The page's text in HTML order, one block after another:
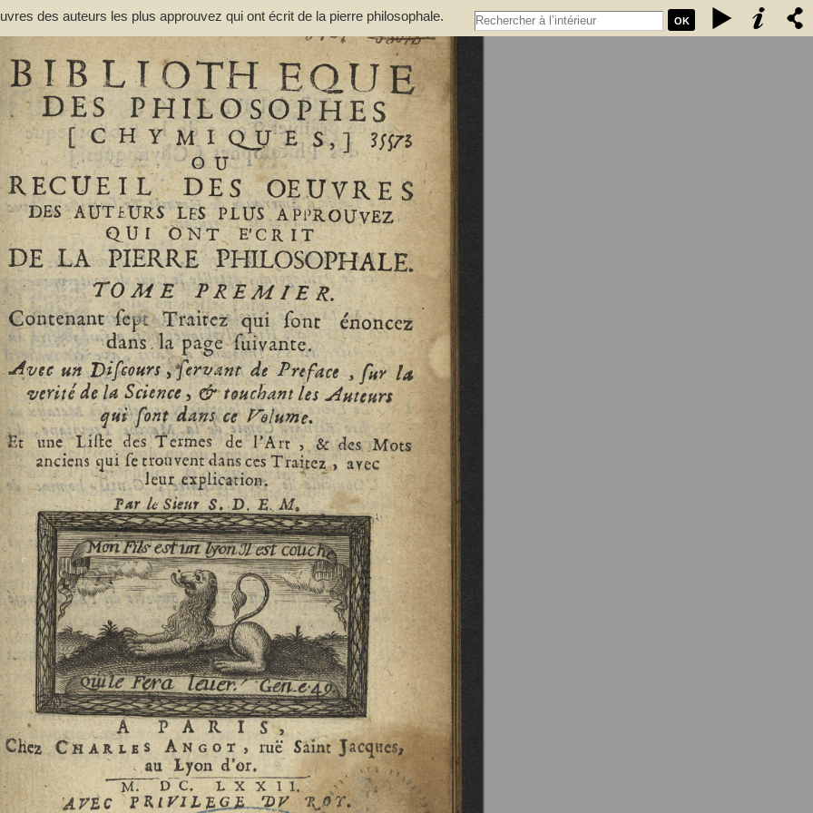
OK
des auteurs les plus approuvez qui ont écrit de la pierre philosophale.
de préface... et une liste des termes de l'art, & des mots anciens qui se
1713)